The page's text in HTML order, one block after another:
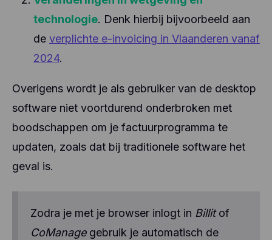
technologie. Denk hierbij bijvoorbeeld aan
de verplichte e-invoicing in Vlaanderen vanaf
2024.
Overigens wordt je als gebruiker van de desktop
software niet voortdurend onderbroken met
boodschappen om je factuurprogramma te
updaten, zoals dat bij traditionele software het
geval is.
Zodra je met je browser inlogt in Billitof
CoManagegebruik je automatisch de